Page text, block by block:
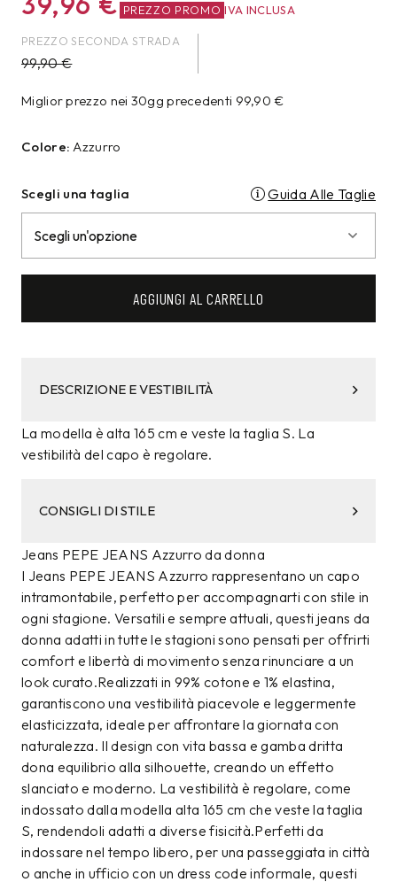
PREZZO PROMO IVA INCLUSA
PREZZO SECONDA STRADA
99,90€
Miglior prezzo nei 30gg precedenti 99,90€
Colore: Azzurro
Scegli una taglia Guida Alle Taglie
AGGIUNGI AL CARRELLO
DESCRIZIONE E VESTIBILITÀ
La modella è alta 165 cm e veste la taglia S. La
vestibilità del capo è regolare.
CONSIGLI DI STILE
Jeans PEPE JEANS Azzurro da donna
I Jeans PEPE JEANS Azzurro rappresentano un capo
intramontabile, perfetto per accompagnarti con stile in
ogni stagione. Versatili e sempre attuali, questi jeans da
donna adatti in tutte le stagioni sono pensati per offrirti
comfort e libertà di movimento senza rinunciare a un
look curato.Realizzati in 99% cotone e 1% elastina,
garantiscono una vestibilità piacevole e leggermente
elasticizzata, ideale per affrontare la giornata con
naturalezza. Il design con vita bassa e gamba dritta
dona equilibrio alla silhouette, creando un effetto
slanciato e moderno. La vestibilità è regolare, come
indossato dalla modella alta 165 cm che veste la taglia
S, rendendoli adatti a diverse fisicità.Perfetti da
indossare nel tempo libero, per una passeggiata in città
o anche in ufficio con un dress code informale, questi